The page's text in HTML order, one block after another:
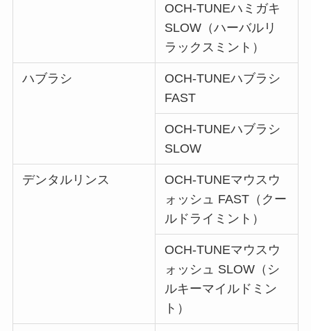
OCH-TUNEハミガキ
SLOW（ハーバルリ
ラックスミント）
ハブラシ
OCH-TUNEハブラシ
FAST
OCH-TUNEハブラシ
SLOW
デンタルリンス
OCH-TUNEマウスウ
ォッシュ FAST（クー
ルドライミント）
OCH-TUNEマウスウ
ォッシュ SLOW（シ
ルキーマイルドミン
ト）